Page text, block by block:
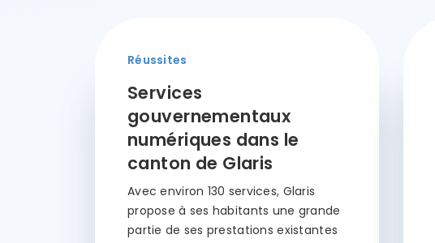
Réussites
Services
gouvernementaux
numériques dans le
canton de Glaris
Avec environ 130 services, Glaris
propose à ses habitants une grande
partie de ses prestations existantes